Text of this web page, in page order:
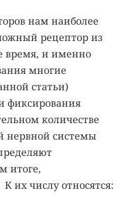
нам наиболее
рецептор из
время, и именно
многие
статьи)
фиксирования
количестве
нервной системы
итоге,
их числу относятся: